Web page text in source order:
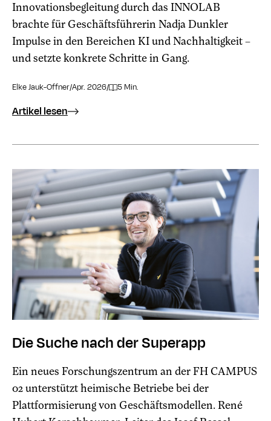
Innovationsbegleitung durch das INNOLAB
brachte für Geschäftsführerin Nadja Dunkler
Impulse in den Bereichen KI und Nachhaltigkeit –
und setzte konkrete Schritte in Gang.
Elke Jauk-Offner/Apr. 2026/ 5 Min.
Artikel lesen
Die Suche nach der Superapp
Ein neues Forschungszentrum an der FH CAMPUS
02 unterstützt heimische Betriebe bei der
Plattformisierung von Geschäftsmodellen. René